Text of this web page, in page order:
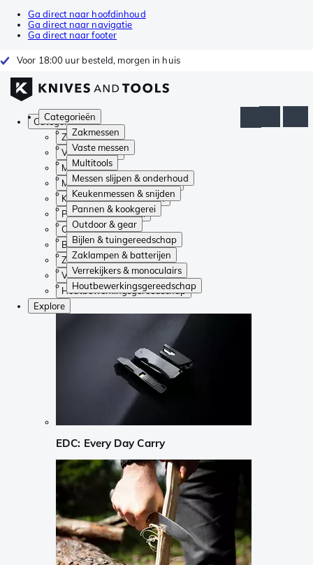
Ga direct naar hoofdinhoud
Ga direct naar navigatie
Ga direct naar footer
Voor 18:00 uur besteld, morgen in huis
Categorieën
Zakmessen
Vaste messen
Multitools
Messen slijpen & onderhoud
Keukenmessen & snijden
Pannen & kookgerei
Outdoor & gear
Bijlen & tuingereedschap
Zaklampen & batterijen
Verrekijkers & monoculairs
Houtbewerkingsgereedschap
Categorieën
Zakmessen
Vaste messen
Multitools
Messen slijpen & onderhoud
Keukenmessen & snijden
Pannen & kookgerei
Outdoor & gear
Bijlen & tuingereedschap
Zaklampen & batterijen
Verrekijkers & monoculairs
Houtbewerkingsgereedschap
Explore
EDC: Every Day Carry